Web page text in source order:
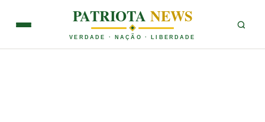
PATRIOTANEWS
VERDADE · NAÇÃO · LIBERDADE